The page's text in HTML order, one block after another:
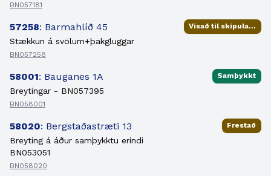
BN057181
57258: Barmahlíð 45
Stækkun á svölum+þakgluggar
BN057258
Vísað til skipulagsfulltrúa
58001: Bauganes 1A
Breytingar - BN057395
BN058001
Samþykkt
58020: Bergstaðastræti 13
Breyting á áður samþykktu erindi
BN053051
BN058020
Frestað